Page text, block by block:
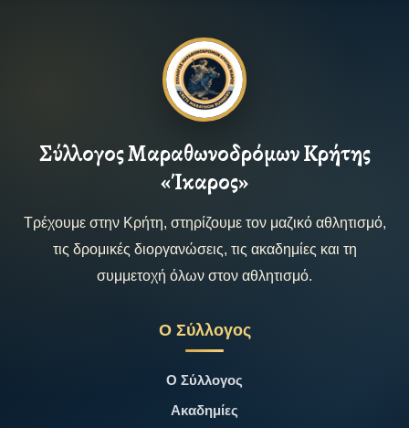
Σύλλογος Μαραθωνοδρόμων Κρήτης
«Ίκαρος»
Τρέχουμε στην Κρήτη, στηρίζουμε τον μαζικό αθλητισμό,
τις δρομικές διοργανώσεις, τις ακαδημίες και τη
συμμετοχή όλων στον αθλητισμό.
Ο Σύλλογος
Ο Σύλλογος
Ακαδημίες